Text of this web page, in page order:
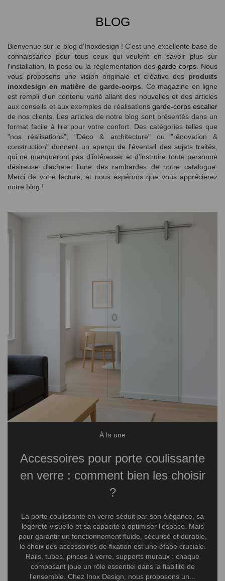
BLOG
Bienvenue sur le blog d'Inoxdesign ! C'est une excellente base de
connaissance pour tous ceux qui veulent en savoir plus sur
l'installation, la pose ou la réglementation des garde corps . Nous
vous proposons une vision originale et créative des produits
inoxdesign en matière de garde-corps . Ce magazine en ligne
est rempli d'un contenu varié allant des nouvelles et des articles
aux conseils et aux exemples de réalisations garde-corps escalier
de nos clients. Les articles de notre blog sont présentés dans un
format facile à lire pour votre confort. Des catégories telles que
"nos réalisations", "Déco & architecture" ou "rénovation &
construction" donnent un aperçu de l'éventail des sujets traités,
qui ne manqueront pas d'intéresser et d'instruire toute personne
désireuse d'acheter l'une des rambardes de notre catalogue.
Merci de votre lecture, et nous espérons que vous apprécierez
notre blog !
À la une
Accessoires pour porte coulissante
en verre : comment bien les choisir
?
La porte coulissante en verre séduit par son élégance, sa
légèreté visuelle et sa capacité à optimiser l’espace. Mais
pour garantir un fonctionnement fluide, sécurisé et durable,
le choix des accessoires de fixation est une étape cruciale.
Rails, tubes, pinces à verre, supports muraux : chaque
composant joue un rôle essentiel dans la fiabilité de
l’ensemble. Chez Inox Design, nous proposons un...